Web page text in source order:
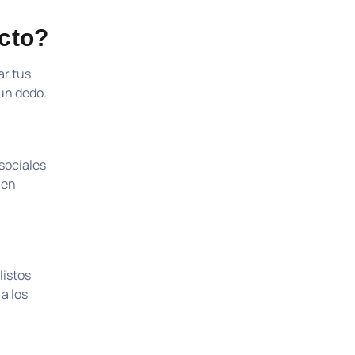
tus
dedo.
los